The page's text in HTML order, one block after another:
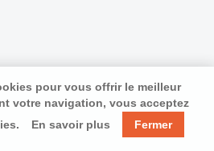
pour vous offrir le meilleur
votre navigation, vous acceptez
En savoir plus Fermer